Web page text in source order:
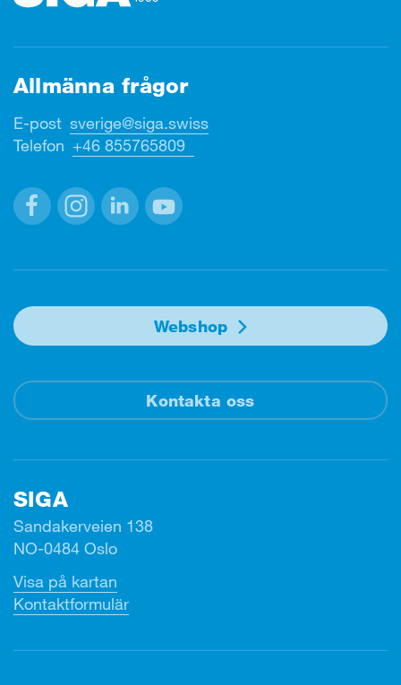
Allmänna frågor
E-post sverige@siga.swiss
Telefon +46 855765809
Webshop
Kontakta oss
SIGA
Sandakerveien 138
NO-0484 Oslo
Visa på kartan
Kontaktformulär